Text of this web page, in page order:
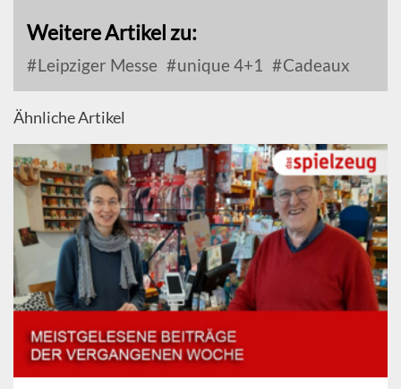
Weitere Artikel zu:
Leipziger Messe unique 4+1 Cadeaux
Ähnliche Artikel